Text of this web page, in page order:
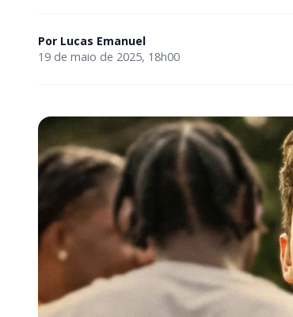
Por Lucas Emanuel
19 de maio de 2025, 18h00